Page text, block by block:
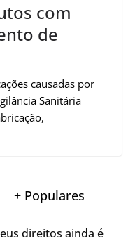
com
de
causadas por
Sanitária
+ Populares
direitos ainda é